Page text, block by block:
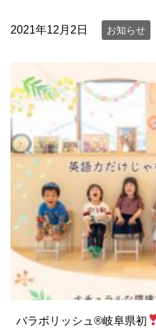
2021年12月2日 お知らせ
バラボリッシュ®︎岐阜県初